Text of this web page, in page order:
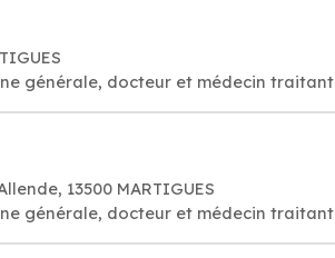
générale, docteur et médecin traitant
13500 MARTIGUES
générale, docteur et médecin traitant